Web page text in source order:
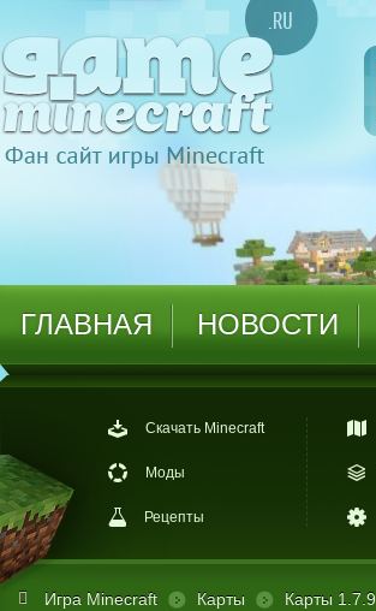
ГЛАВНАЯ НОВОСТИ
Скачать Minecraft
Моды
Рецепты
Игра Minecraft Карты Карты 1.7.9